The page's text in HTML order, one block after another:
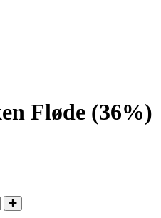
Fløde (36%)